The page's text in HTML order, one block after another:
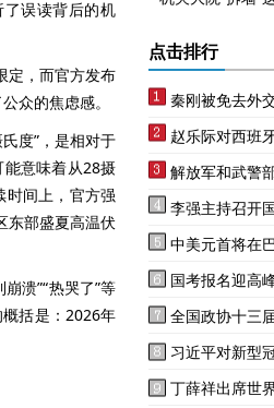
误读背后的机
定，而官方发布
众的焦虑感。
度”，是相对于
能意味着从28摄
时间上，官方强
东部盛夏高温伏
溃”“热哭了”等
括是：2026年
点击排行
秦刚被免去外
赵乐际对西班
解放军和武警
李强主持召开
中美元首将在
国考报名迎高
习近平对新型
丁薛祥出席世